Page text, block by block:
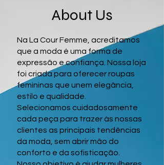
About Us
Na La Cour Femme, acreditamos
que a moda é uma forma de
expressão e confiança. Nossa loja
foi criada para oferecer roupas
femininas que unem elegância,
estilo e qualidade.
Selecionamos cuidadosamente
cada peça para trazer às nossas
clientes as principais tendências
da moda, sem abrir mão do
conforto e da sofisticação.